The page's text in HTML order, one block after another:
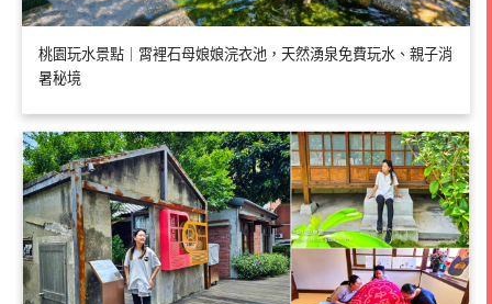
桃園玩水景點｜霄裡石母娘娘浣衣池，天然湧泉免費玩水、親子消
暑秘境